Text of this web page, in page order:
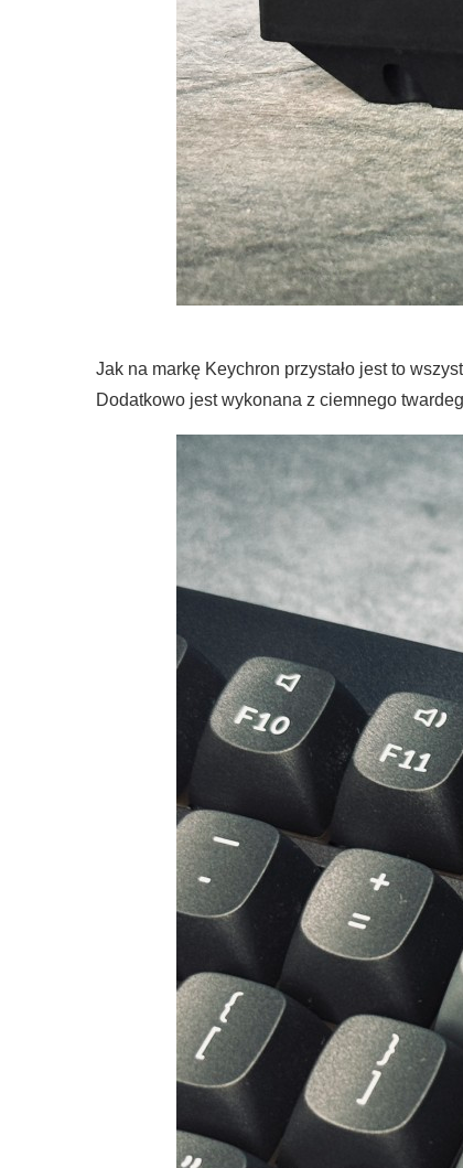
Jak na markę Keychron przystało jest to
Dodatkowo jest wykonana z ciemnego